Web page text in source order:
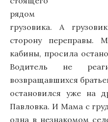
рядом
грузовика. А
сторону переправы.
кабины, просила
Водитель не
возвращавшихся
остановился уже на
Павловка. И Мама с
одна в незнакомом